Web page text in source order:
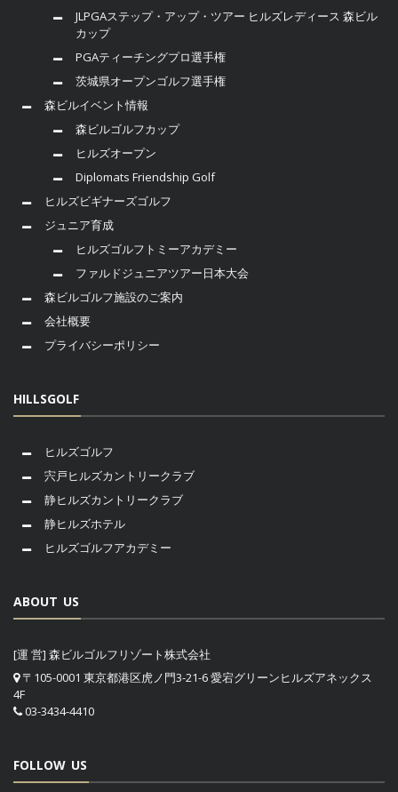
JLPGAステップ・アップ・ツアー ヒルズレディース 森ビル
カップ
PGAティーチングプロ選手権
茨城県オープンゴルフ選手権
森ビルイベント情報
森ビルゴルフカップ
ヒルズオープン
Diplomats Friendship Golf
ヒルズビギナーズゴルフ
ジュニア育成
ヒルズゴルフトミーアカデミー
ファルドジュニアツアー日本大会
森ビルゴルフ施設のご案内
会社概要
プライバシーポリシー
HILLSGOLF
ヒルズゴルフ
宍戸ヒルズカントリークラブ
静ヒルズカントリークラブ
静ヒルズホテル
ヒルズゴルフアカデミー
ABOUT US
[運 営] 森ビルゴルフリゾート株式会社
〒105-0001 東京都港区虎ノ門3-21-6 愛宕グリーンヒルズアネックス
4F
03-3434-4410
FOLLOW US